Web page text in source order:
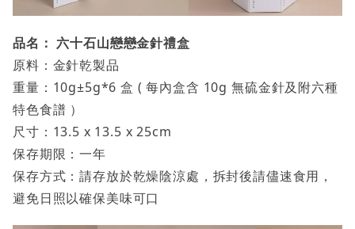
品名： 六十石山戀戀金針禮盒
原料：金針乾製品
重量：10g±5g*6 盒 ( 每內盒含 10g 無硫金針及附六種
特色食譜 ）
尺寸：13.5 x 13.5 x 25cm
保存期限：一年
保存方式：請存放於乾燥陰涼處，拆封後請儘速食用，
避免日照以確保美味可口